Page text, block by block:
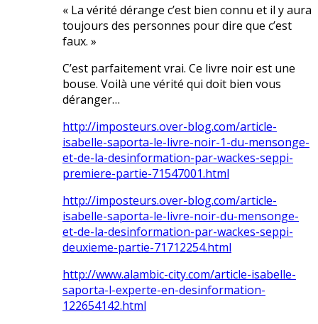
« La vérité dérange c’est bien connu et il y aura
toujours des personnes pour dire que c’est
faux. »
C’est parfaitement vrai. Ce livre noir est une
bouse. Voilà une vérité qui doit bien vous
déranger…
http://imposteurs.over-blog.com/article-
isabelle-saporta-le-livre-noir-1-du-mensonge-
et-de-la-desinformation-par-wackes-seppi-
premiere-partie-71547001.html
http://imposteurs.over-blog.com/article-
isabelle-saporta-le-livre-noir-du-mensonge-
et-de-la-desinformation-par-wackes-seppi-
deuxieme-partie-71712254.html
http://www.alambic-city.com/article-isabelle-
saporta-l-experte-en-desinformation-
122654142.html